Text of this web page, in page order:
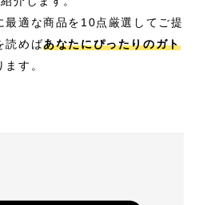
最適な商品を10点厳選してご提
読めばあなたにぴったりのガト
す。